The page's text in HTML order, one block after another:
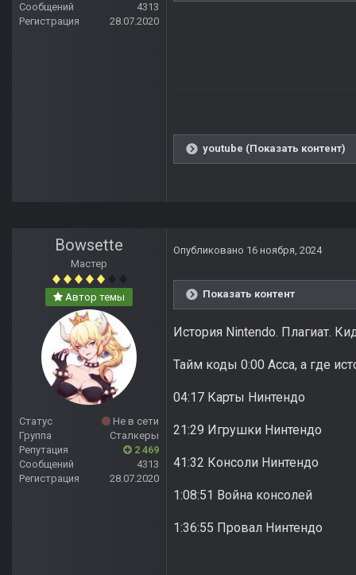
Сообщений
4313
Регистрация
28.07.2020
youtube (Показать контент)
Bowsette
Мастер
Автор темы
Статус
Не в сети
Группа
Сталкеры
Репутация
2 469
Сообщений
4313
Регистрация
28.07.2020
Опубликовано 16 ноября, 2024
Показать контент
История Nintendo. Плагиат.
Тайм коды 0:00 Асса, а где
04:17 Карты Нинтендо
21:29 Игрушки Нинтендо
41:32 Консоли Нинтендо
1:08:51 Война консолей
1:36:55 Провал Нинтендо